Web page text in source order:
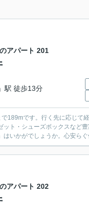
アパート 201
」駅 徒歩13分
189mです。行く先に応じて
ト・シューズボックスなど
いかがでしょうか。心安ら
アパート 202